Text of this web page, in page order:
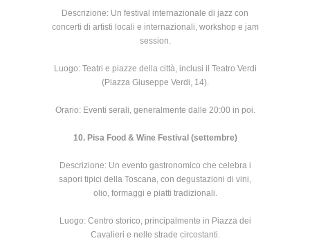
Descrizione: Un festival internazionale di jazz con
concerti di artisti locali e internazionali, workshop e jam
session.
Luogo: Teatri e piazze della città, inclusi il Teatro Verdi
(Piazza Giuseppe Verdi, 14).
Orario: Eventi serali, generalmente dalle 20:00 in poi.
10. Pisa Food & Wine Festival (settembre)
Descrizione: Un evento gastronomico che celebra i
sapori tipici della Toscana, con degustazioni di vini,
olio, formaggi e piatti tradizionali.
Luogo: Centro storico, principalmente in Piazza dei
Cavalieri e nelle strade circostanti.